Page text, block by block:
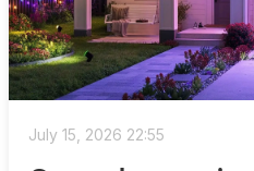
July 15, 2026 22:55